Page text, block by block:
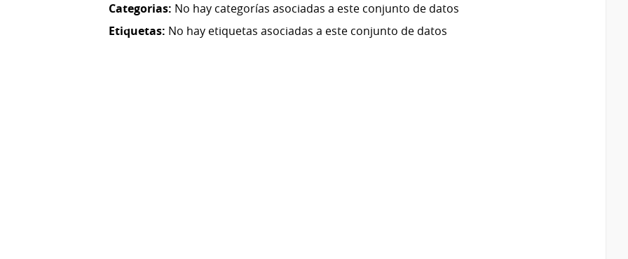
Categorias: No hay categorías asociadas a este conjunto de datos
Etiquetas: No hay etiquetas asociadas a este conjunto de datos